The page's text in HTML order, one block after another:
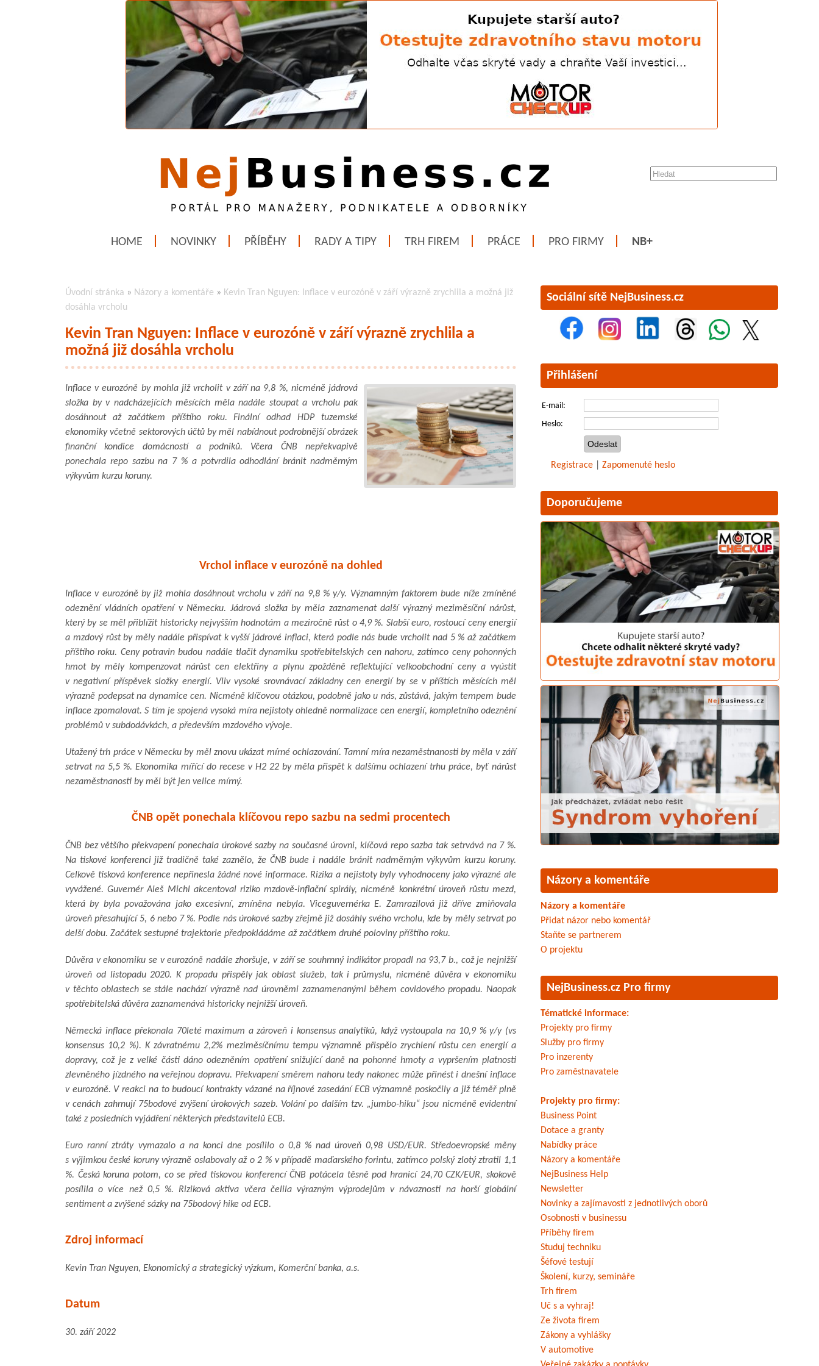
HOME NOVINKY PŘÍBĚHY RADY A TIPY TRH FIREM PRÁCE PRO FIRMY NB+
Úvodní stránka » Názory a komentáře » Kevin Tran Nguyen: Inflace v eurozóně v září výrazně zrychlila a možná již
dosáhla vrcholu
Kevin Tran Nguyen: Inflace v eurozóně v září výrazně zrychlila a
možná již dosáhla vrcholu
Inflace v eurozóně by mohla již vrcholit v září na 9,8 %, nicméně jádrová
složka by v nadcházejících měsících měla nadále stoupat a vrcholu pak
dosáhnout až začátkem příštího roku. Finální odhad HDP tuzemské
ekonomiky včetně sektorových účtů by měl nabídnout podrobnější obrázek
finanční kondice domácností a podniků. Včera ČNB nepřekvapivě
ponechala repo sazbu na 7 % a potvrdila odhodlání bránit nadměrným
výkyvům kurzu koruny.
Vrchol inflace v eurozóně na dohled
Inflace v eurozóně by již mohla dosáhnout vrcholu v září na 9,8 % y/y. Významným faktorem bude níže zmíněné
odeznění vládních opatření v Německu. Jádrová složka by měla zaznamenat další výrazný meziměsíční nárůst,
který by se měl přiblížit historicky nejvyšším hodnotám a meziročně růst o 4,9 %. Slabší euro, rostoucí ceny energií
a mzdový růst by měly nadále přispívat k vyšší jádrové inflaci, která podle nás bude vrcholit nad 5 % až začátkem
příštího roku. Ceny potravin budou nadále tlačit dynamiku spotřebitelských cen nahoru, zatímco ceny pohonných
hmot by měly kompenzovat nárůst cen elektřiny a plynu zpožděně reflektující velkoobchodní ceny a vyústit
v negativní příspěvek složky energií. Vliv vysoké srovnávací základny cen energií by se v příštích měsících měl
výrazně podepsat na dynamice cen. Nicméně klíčovou otázkou, podobně jako u nás, zůstává, jakým tempem bude
inflace zpomalovat. S tím je spojená vysoká míra nejistoty ohledně normalizace cen energií, kompletního odeznění
problémů v subdodávkách, a především mzdového vývoje.
Utažený trh práce v Německu by měl znovu ukázat mírné ochlazování. Tamní míra nezaměstnanosti by měla v září
setrvat na 5,5 %. Ekonomika mířící do recese v H2 22 by měla přispět k dalšímu ochlazení trhu práce, byť nárůst
nezaměstnanosti by měl být jen velice mírný.
ČNB opět ponechala klíčovou repo sazbu na sedmi procentech
ČNB bez většího překvapení ponechala úrokové sazby na současné úrovni, klíčová repo sazba tak setrvává na 7 %.
Na tiskové konferenci již tradičně také zaznělo, že ČNB bude i nadále bránit nadměrným výkyvům kurzu koruny.
Celkově tisková konference nepřinesla žádné nové informace. Rizika a nejistoty byly vyhodnoceny jako výrazné ale
vyvážené. Guvernér Aleš Michl akcentoval riziko mzdově-inflační spirály, nicméně konkrétní úroveň růstu mezd,
která by byla považována jako excesivní, zmíněna nebyla. Viceguvernérka E. Zamrazilová již dříve zmiňovala
úroveň přesahující 5, 6 nebo 7 %. Podle nás úrokové sazby zřejmě již dosáhly svého vrcholu, kde by měly setrvat po
delší dobu. Začátek sestupné trajektorie předpokládáme až začátkem druhé poloviny příštího roku.
Důvěra v ekonomiku se v eurozóně nadále zhoršuje, v září se souhrnný indikátor propadl na 93,7 b., což je nejnižší
úroveň od listopadu 2020. K propadu přispěly jak oblast služeb, tak i průmyslu, nicméně důvěra v ekonomiku
v těchto oblastech se stále nachází výrazně nad úrovněmi zaznamenanými během covidového propadu. Naopak
spotřebitelská důvěra zaznamenává historicky nejnižší úroveň.
Německá inflace překonala 70leté maximum a zároveň i konsensus analytiků, když vystoupala na 10,9 % y/y (vs
konsensus 10,2 %). K závratnému 2,2% meziměsíčnímu tempu významně přispělo zrychlení růstu cen energií a
dopravy, což je z velké části dáno odezněním opatření snižující daně na pohonné hmoty a vypršením platnosti
zlevněného jízdného na veřejnou dopravu. Překvapení směrem nahoru tedy nakonec může přinést i dnešní inflace
v eurozóně. V reakci na to budoucí kontrakty vázané na říjnové zasedání ECB významně poskočily a již téměř plně
v cenách zahrnují 75bodové zvýšení úrokových sazeb. Volání po dalším tzv. „jumbo-hiku“ jsou nicméně evidentní
také z posledních vyjádření některých představitelů ECB.
Euro ranní ztráty vymazalo a na konci dne posílilo o 0,8 % nad úroveň 0,98 USD/EUR. Středoevropské měny
s výjimkou české koruny výrazně oslabovaly až o 2 % v případě maďarského forintu, zatímco polský zlotý ztratil 1,1
%. Česká koruna potom, co se před tiskovou konferencí ČNB potácela těsně pod hranicí 24,70 CZK/EUR, skokově
posílila o více než 0,5 %. Riziková aktiva včera čelila výrazným výprodejům v návaznosti na horší globální
sentiment a zvýšené sázky na 75bodový hike od ECB.
Zdroj informací
Kevin Tran Nguyen, Ekonomický a strategický výzkum, Komerční banka, a.s.
Datum
30. září 2022
Sociální sítě NejBusiness.cz
Přihlášení
E-mail:
Heslo:
Registrace Zapomenuté heslo
Doporučujeme
Názory a komentáře
Názory a komentáře
Přidat názor nebo komentář
Staňte se partnerem
O projektu
NejBusiness.cz Pro firmy
Tématické informace:
Projekty pro firmy
Služby pro firmy
Pro inzerenty
Pro zaměstnavatele
Projekty pro firmy:
Business Point
Dotace a granty
Nabídky práce
Názory a komentáře
NejBusiness Help
Newsletter
Novinky a zajímavosti z jednotlivých oborů
Osobnosti v businessu
Příběhy firem
Studuj techniku
Šéfové testují
Školení, kurzy, semináře
Trh firem
Uč s a vyhraj!
Ze života firem
Zákony a vyhlášky
V automotive